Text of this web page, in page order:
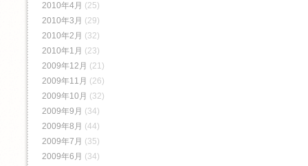
2010年4月 (25)
2010年3月 (29)
2010年2月 (32)
2010年1月 (23)
2009年12月 (21)
2009年11月 (26)
2009年10月 (32)
2009年9月 (34)
2009年8月 (44)
2009年7月 (35)
2009年6月 (34)